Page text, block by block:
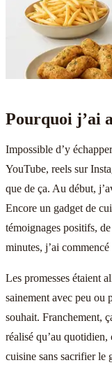
Pourquoi j’ai
Impossible d’y
YouTube, reels sur
que de ça. Au début,
Encore un gadget de
témoignages positifs,
minutes, j’ai
Les promesses étaient
sainement avec peu ou
souhait. Franchement,
réalisé qu’au quotidien,
cuisine sans sacrifier le